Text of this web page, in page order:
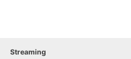
Streaming